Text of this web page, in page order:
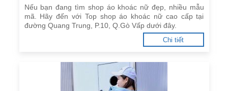
Nếu bạn đang tìm shop áo khoác nữ đẹp, nhiều mẫu
mã. Hãy đến với Top shop áo khoác nữ cao cấp tại
đường Quang Trung, P.10, Q.Gò Vấp dưới đây.
Chi tiết